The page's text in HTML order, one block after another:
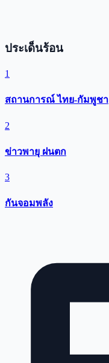
ประเด็นร้อน
1
สถานการณ์ ไทย-กัมพูชา
2
ข่าวพายุ ฝนตก
3
กันจอมพลัง